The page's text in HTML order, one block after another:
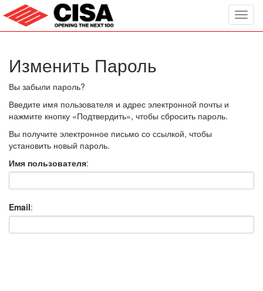
Изменить Пароль
Вы забыли пароль?
Введите имя пользователя и адрес электронной почты и
нажмите кнопку «Подтвердить», чтобы сбросить пароль.
Вы получите электронное письмо со ссылкой, чтобы
установить новый пароль.
Имя пользователя:
Email: